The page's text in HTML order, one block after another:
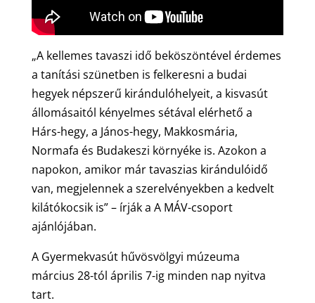
„A kellemes tavaszi idő beköszöntével érdemes
a tanítási szünetben is felkeresni a budai
hegyek népszerű kirándulóhelyeit, a kisvasút
állomásaitól kényelmes sétával elérhető a
Hárs-hegy, a János-hegy, Makkosmária,
Normafa és Budakeszi környéke is. Azokon a
napokon, amikor már tavaszias kirándulóidő
van, megjelennek a szerelvényekben a kedvelt
kilátókocsik is” – írják a A MÁV-csoport
ajánlójában.
A Gyermekvasút hűvösvölgyi múzeuma
március 28-tól április 7-ig minden nap nyitva
tart.